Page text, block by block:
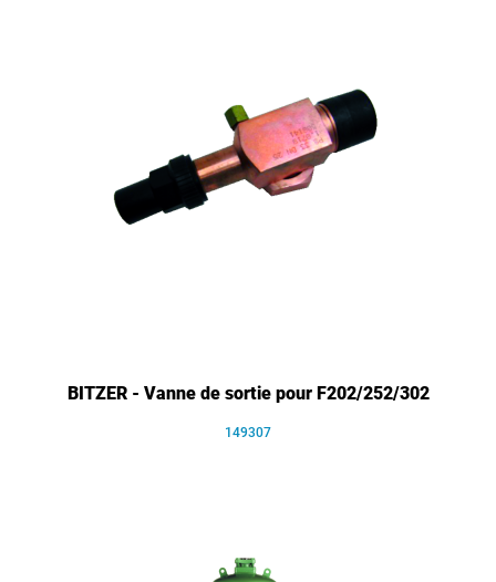
BITZER - Vanne de sortie pour F202/252/302
149307